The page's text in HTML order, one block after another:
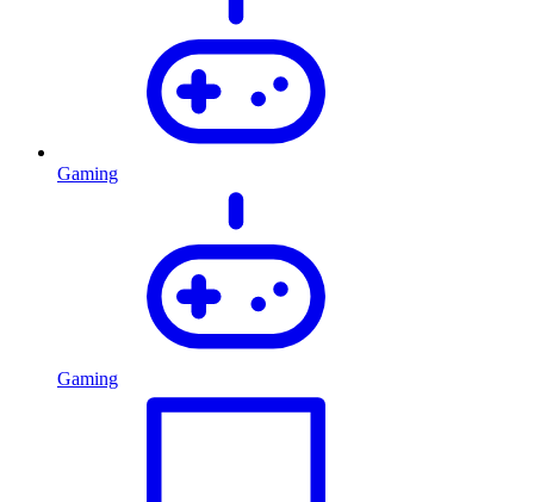
Gaming
Gaming